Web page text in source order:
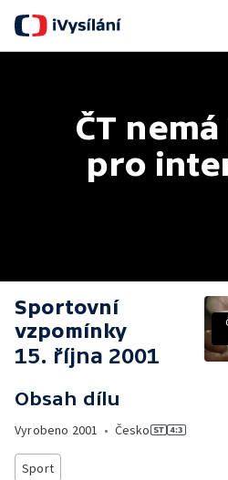
ČT
pro
Sportovní
vzpomínky
15. října 2001
Obsah dílu
Vyrobeno 2001 • Česko
Sport